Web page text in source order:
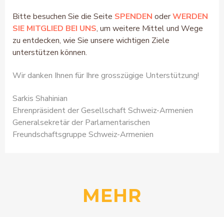
Bitte besuchen Sie die Seite SPENDEN oderWERDEN
SIE MITGLIED BEI UNS, um weitere Mittel und Wege
zu entdecken, wie Sie unsere wichtigen Ziele
unterstützen können.
Wir danken Ihnen für Ihre grosszügige Unterstützung!
Sarkis Shahinian
Ehrenpräsident der Gesellschaft Schweiz-Armenien
Generalsekretär der Parlamentarischen
Freundschaftsgruppe Schweiz-Armenien
MEHR